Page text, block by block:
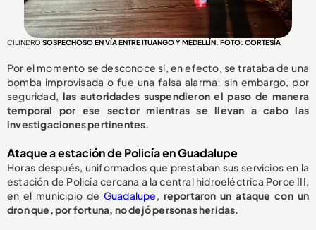
CILINDRO SOSPECHOSO EN VÍA ENTRE ITUANGO Y MEDELLÍN. FOTO: CORTESÍA
Por el momento se desconoce si, en efecto, se trataba de una
bomba improvisada o fue una falsa alarma; sin embargo, por
seguridad, las autoridades suspendieron el paso de manera
temporal por ese sector mientras se llevan a cabo las
investigaciones pertinentes.
Ataque a estación de Policía en Guadalupe
Horas después, uniformados que prestaban sus servicios en la
estación de Policía cercana a la central hidroeléctrica Porce III,
en el municipio de Guadalupe, reportaron un ataque con un
dron que, por fortuna, no dejó personas heridas.